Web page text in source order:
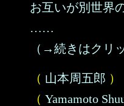
お互いが別世界
……
（→続きはクリ
（ 山本周五郎 ）
（ Yamamoto